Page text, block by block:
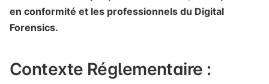
en conformité et les professionnels du Digital
Forensics.
Contexte Réglementaire :